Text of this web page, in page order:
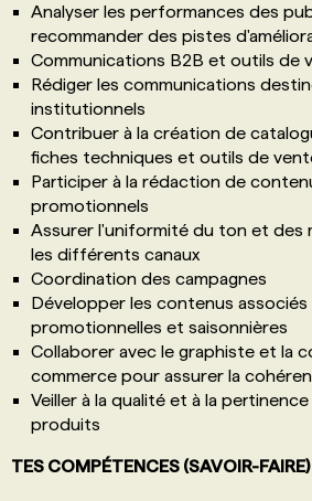
Analyser les performances des
recommander des pistes
Communications B2B et outils de
Rédiger les communications
institutionnels
Contribuer à la création de
fiches techniques et outils de
Participer à la rédaction de
promotionnels
Assurer l'uniformité du ton et des
les différents canaux
Coordination des campagnes
Développer les contenus associés
promotionnelles et saisonnières
Collaborer avec le graphiste et la
commerce pour assurer la
Veiller à la qualité et à la
produits
TES COMPÉTENCES (SAVOIR-FAIRE)